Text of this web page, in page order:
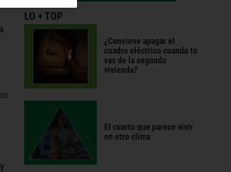
LO + TOP
¿Conviene apagar el
cuadro eléctrico cuando te
vas de la segunda
vivienda?
El cuarto que parece vivir
en otro clima